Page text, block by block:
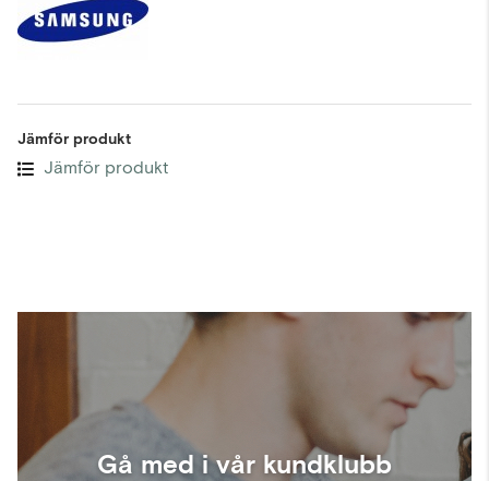
Jämför produkt
Jämför produkt
Gå med i vår kundklubb